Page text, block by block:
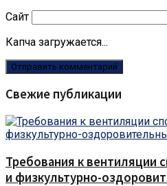
Сайт
Капча загружается...
Свежие публикации
Требования к вентиляции
и физкультурно-